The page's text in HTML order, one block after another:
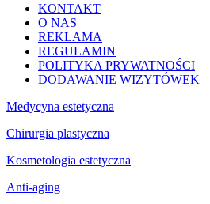
KONTAKT
O NAS
REKLAMA
REGULAMIN
POLITYKA PRYWATNOŚCI
DODAWANIE WIZYTÓWEK
Medycyna estetyczna
Chirurgia plastyczna
Kosmetologia estetyczna
Anti-aging